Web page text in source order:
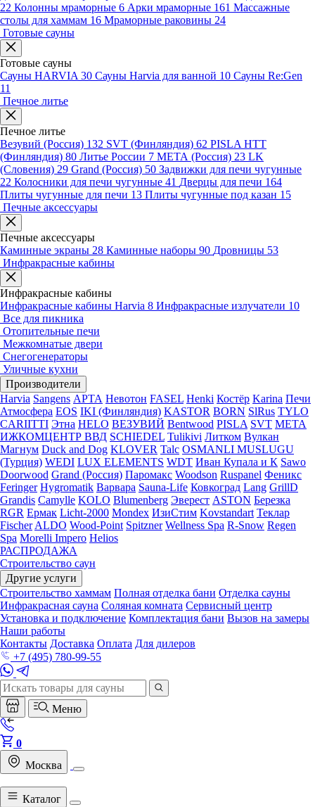
22 Колонны мраморные 6 Арки мраморные 161 Массажные
столы для хаммам 16 Мраморные раковины 24
Готовые сауны
Готовые сауны
Сауны HARVIA 30 Сауны Harvia для ванной 10 Сауны Re:Gen
11
Печное литье
Печное литье
Везувий (Россия) 132 SVT (Финляндия) 62 PISLA HTT
(Финляндия) 80 Литье России 7 МЕТА (Россия) 23 LK
(Словения) 29 Grand (Россия) 50 Задвижки для печи чугунные
22 Колосники для печи чугунные 41 Дверцы для печи 164
Плиты чугунные для печи 13 Плиты чугунные под казан 15
Печные аксессуары
Печные аксессуары
Каминные экраны 28 Каминные наборы 90 Дровницы 53
Инфракрасные кабины
Инфракрасные кабины
Инфракрасные кабины Harvia 8 Инфракрасные излучатели 10
Все для пикника
Отопительные печи
Межкомнатые двери
Снегогенераторы
Уличные кухни
Производители
Harvia Sangens АРТА Невотон FASEL Henki Костёр Karina Печи
Атмосфера EOS IKI (Финляндия) KASTOR BORN SlRus TYLO
CARIITTI Этна HELO ВЕЗУВИЙ Bentwood PISLA SVT МЕТА
ИЖКОМЦЕНТР ВВД SCHIEDEL Tulikivi Литком Вулкан
Магнум Duck and Dog KLOVER Talc OSMANLI MUSLUGU
(Турция) WEDI LUX ELEMENTS WDT Иван Купала и К Sawo
Doorwood Grand (Россия) Паромакс Woodson Ruspanel Феникс
Feringer Hygromatik Варвара Sauna-Life Ковкоград Lang GrillD
Grandis Camylle KOLO Blumenberg Эверест ASTON Березка
RGR Ермак Licht-2000 Mondex ИзиСтим Kovstandart Теклар
Fischer ALDO Wood-Point Spitzner Wellness Spa R-Snow Regen
Spa Morelli Impero Helios
РАСПРОДАЖА
Строительство саун
Другие услуги
Строительство хаммам Полная отделка бани Отделка сауны
Инфракрасная сауна Соляная комната Сервисный центр
Установка и подключение Комплектация бани Вызов на замеры
Наши работы
Контакты Доставка Оплата Для дилеров
+7 (495) 780-99-55
Меню
0
Москва
Каталог